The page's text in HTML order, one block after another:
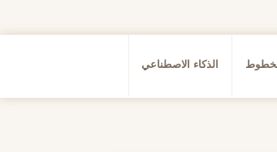
الذكاء الاصطناعي